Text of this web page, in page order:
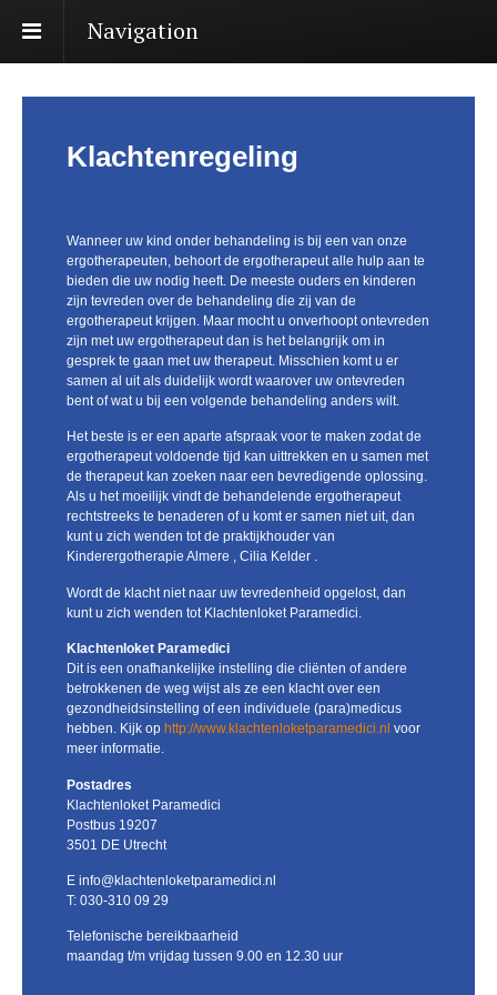
Navigation
Klachtenregeling
Wanneer uw kind onder behandeling is bij een van onze
ergotherapeuten, behoort de ergotherapeut alle hulp aan te
bieden die uw nodig heeft. De meeste ouders en kinderen
zijn tevreden over de behandeling die zij van de
ergotherapeut krijgen. Maar mocht u onverhoopt ontevreden
zijn met uw ergotherapeut dan is het belangrijk om in
gesprek te gaan met uw therapeut. Misschien komt u er
samen al uit als duidelijk wordt waarover uw ontevreden
bent of wat u bij een volgende behandeling anders wilt.
Het beste is er een aparte afspraak voor te maken zodat de
ergotherapeut voldoende tijd kan uittrekken en u samen met
de therapeut kan zoeken naar een bevredigende oplossing.
Als u het moeilijk vindt de behandelende ergotherapeut
rechtstreeks te benaderen of u komt er samen niet uit, dan
kunt u zich wenden tot de praktijkhouder van
Kinderergotherapie Almere , Cilia Kelder .
Wordt de klacht niet naar uw tevredenheid opgelost, dan
kunt u zich wenden tot Klachtenloket Paramedici.
Klachtenloket Paramedici
Dit is een onafhankelijke instelling die cliënten of andere
betrokkenen de weg wijst als ze een klacht over een
gezondheidsinstelling of een individuele (para)medicus
hebben. Kijk op http://www.klachtenloketparamedici.nl voor
meer informatie.
Postadres
Klachtenloket Paramedici
Postbus 19207
3501 DE Utrecht
E info@klachtenloketparamedici.nl
T: 030-310 09 29
Telefonische bereikbaarheid
maandag t/m vrijdag tussen 9.00 en 12.30 uur